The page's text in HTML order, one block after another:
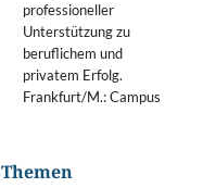
professioneller
Unterstützung zu
beruflichem und
privatem Erfolg.
Frankfurt/M.: Campus
Themen